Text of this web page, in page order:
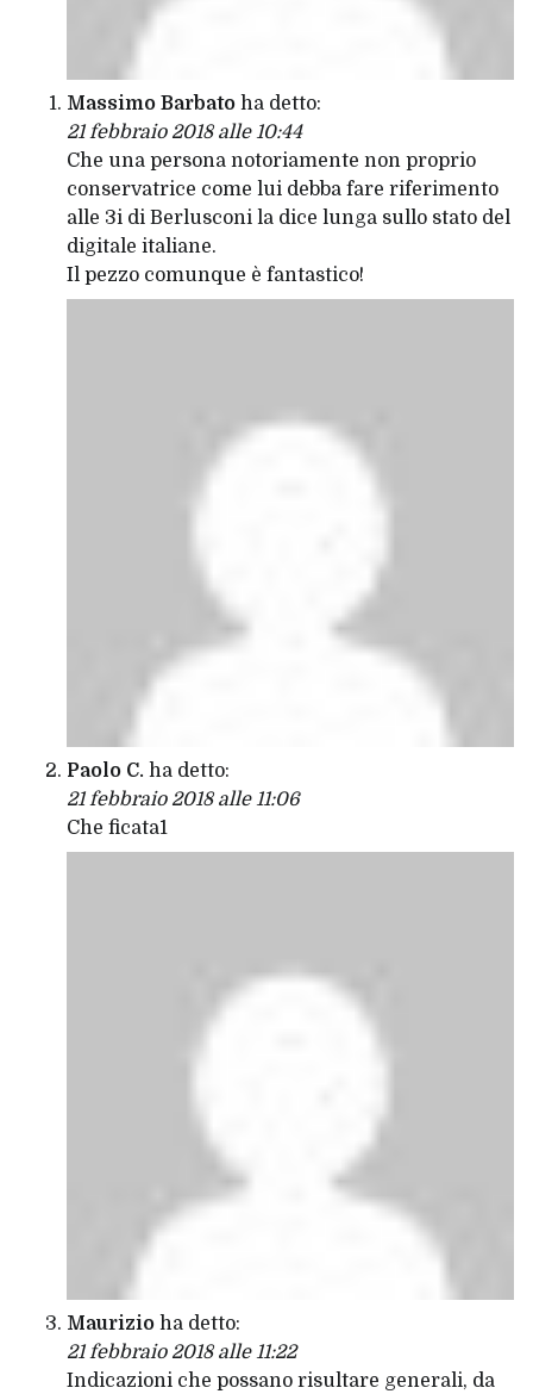
Massimo Barbato ha detto:
21 febbraio 2018 alle 10:44
Che una persona notoriamente non proprio
conservatrice come lui debba fare riferimento
alle 3i di Berlusconi la dice lunga sullo stato del
digitale italiane.
Il pezzo comunque è fantastico!
Paolo C. ha detto:
21 febbraio 2018 alle 11:06
Che ficata1
Maurizio ha detto:
21 febbraio 2018 alle 11:22
Indicazioni che possano risultare generali, da